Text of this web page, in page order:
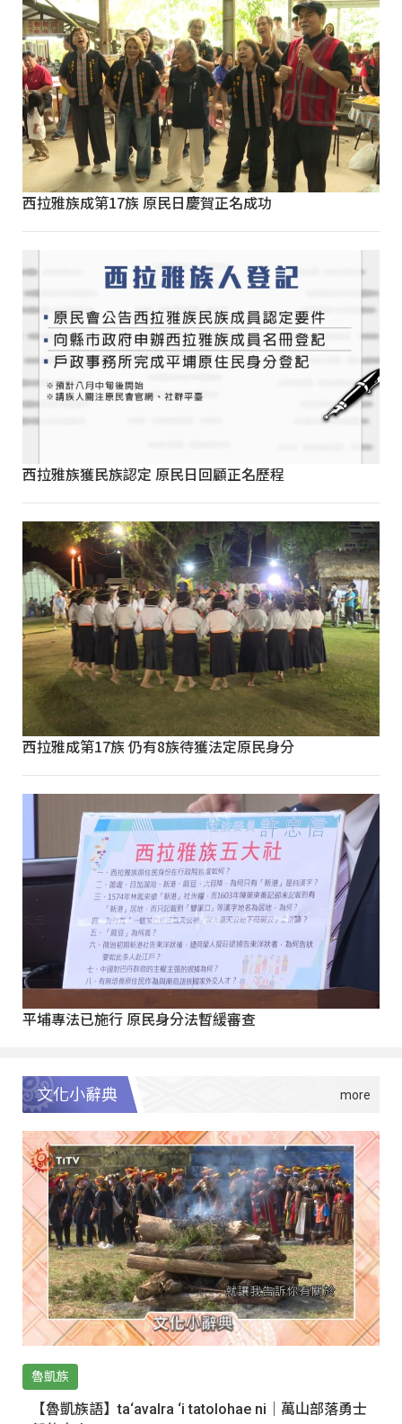
西拉雅族成第17族 原民日慶賀正名成功
西拉雅族獲民族認定 原民日回顧正名歷程
西拉雅成第17族 仍有8族待獲法定原民身分
平埔專法已施行 原民身分法暫緩審查
文化小辭典
魯凱族
【魯凱族語】ta‘avalra ‘i tatolohae ni｜萬山部落勇士